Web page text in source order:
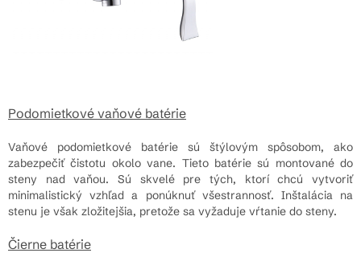
Podomietkové vaňové batérie
Vaňové podomietkové batérie sú štýlovým spôsobom, ako
zabezpečiť čistotu okolo vane. Tieto batérie sú montované do
steny nad vaňou. Sú skvelé pre tých, ktorí chcú vytvoriť
minimalistický vzhľad a ponúknuť všestrannosť. Inštalácia na
stenu je však zložitejšia, pretože sa vyžaduje vŕtanie do steny.
Čierne batérie